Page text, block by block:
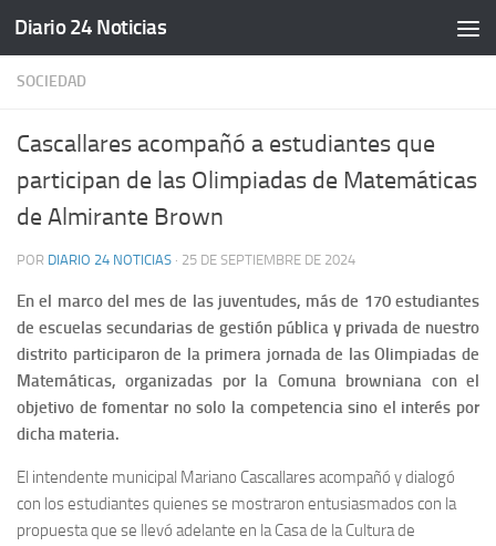
Saltar al contenido
Diario 24 Noticias
SOCIEDAD
Cascallares acompañó a estudiantes que
participan de las Olimpiadas de Matemáticas
de Almirante Brown
POR DIARIO 24 NOTICIAS · 25 DE SEPTIEMBRE DE 2024
En el marco del mes de las juventudes, más de 170 estudiantes
de escuelas secundarias de gestión pública y privada de nuestro
distrito participaron de la primera jornada de las Olimpiadas de
Matemáticas, organizadas por la Comuna browniana con el
objetivo de fomentar no solo la competencia sino el interés por
dicha materia.
El intendente municipal Mariano Cascallares acompañó y dialogó
con los estudiantes quienes se mostraron entusiasmados con la
propuesta que se llevó adelante en la Casa de la Cultura de